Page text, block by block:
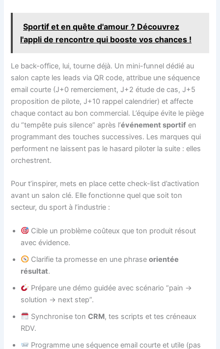
Sportif et en quête d'amour ? Découvrez
l'appli de rencontre qui booste vos chances !
Le back-office, lui, tourne déjà. Un mini-funnel dédié au
salon capte les leads via QR code, attribue une séquence
email courte (J+0 remerciement, J+2 étude de cas, J+5
proposition de pilote, J+10 rappel calendrier) et affecte
chaque contact au bon commercial. L’équipe évite le piège
du “tempête puis silence” après l’événement sportif en
programmant des touches successives. Les marques qui
performent ne laissent pas le hasard piloter la suite : elles
orchestrent.
Pour t’inspirer, mets en place cette check-list d’activation
avant un salon clé. Elle fonctionne quel que soit ton
secteur, du sport à l’industrie :
Cible un problème coûteux que ton produit résout
avec évidence.
Clarifie ta promesse en une phraseorientée
résultat.
Prépare une démo guidée avec scénario “pain →
solution → next step”.
Synchronise tonCRM, tes scripts et tes créneaux
RDV.
Programme une séquence email courte et utile (pas